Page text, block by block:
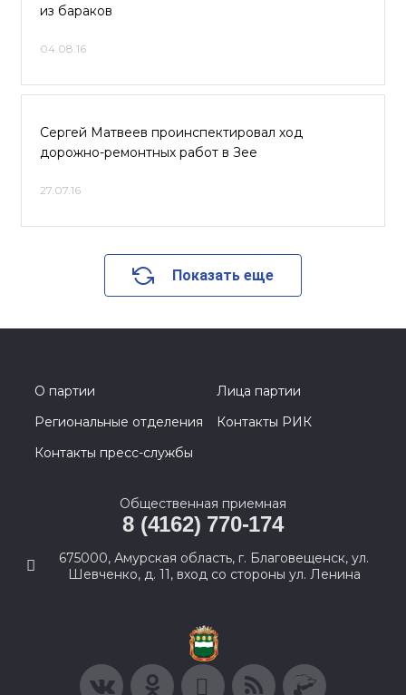
из бараков
04.08.16
Сергей Матвеев проинспектировал ход
дорожно-ремонтных работ в Зее
27.07.16
Показать еще
О партии
Лица партии
Региональные отделения
Контакты РИК
Контакты пресс-службы
Общественная приемная
8 (4162) 770-174
675000, Амурская область, г. Благовещенск, ул.
Шевченко, д. 11, вход со стороны ул. Ленина